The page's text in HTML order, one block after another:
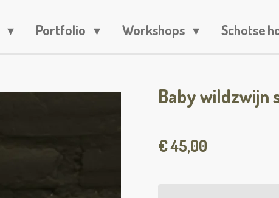
Portfolio Workshops Schotse
Baby wildzwijn
€ 45,00